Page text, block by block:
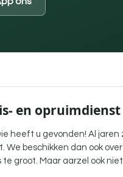
en
heeft u gevonden! Al
beschikken dan ook
groot. Maar aarzel ook